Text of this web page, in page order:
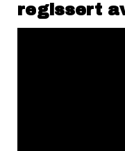
regissert